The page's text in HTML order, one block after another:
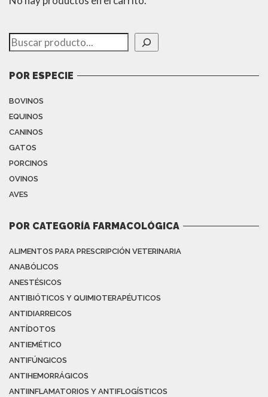
Buscar
POR ESPECIE
BOVINOS
EQUINOS
CANINOS
GATOS
PORCINOS
OVINOS
AVES
POR CATEGORÍA FARMACOLÓGICA
ALIMENTOS PARA PRESCRIPCIÓN VETERINARIA
ANABÓLICOS
ANESTÉSICOS
ANTIBIÓTICOS Y QUIMIOTERAPÉUTICOS
ANTIDIARREICOS
ANTÍDOTOS
ANTIEMÉTICO
ANTIFÚNGICOS
ANTIHEMORRÁGICOS
ANTIINFLAMATORIOS Y ANTIFLOGÍSTICOS